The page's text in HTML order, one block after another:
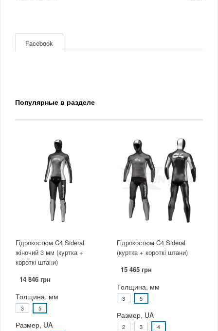
Facebook
Популярные в разделе
Гідрокостюм C4 Sideral
жіночий 3 мм (куртка +
короткі штани)
14 846 грн
Толщина, мм
3 5
Размер, UA
Гідрокостюм C4 Sideral
(куртка + короткі штани)
15 465 грн
Толщина, мм
3 5
Размер, UA
2 3 4